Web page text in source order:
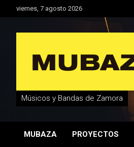
viernes, 7 agosto 2026
Músicos y Bandas de Zamora
MUBAZA PROYECTOS